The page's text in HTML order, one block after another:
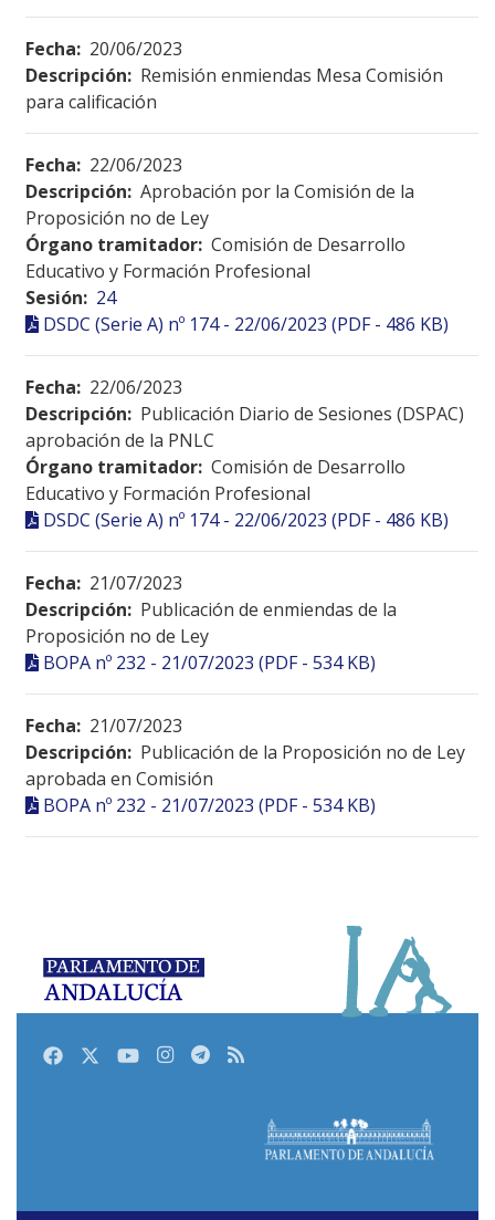
Fecha: 20/06/2023
Descripción: Remisión enmiendas Mesa Comisión
para calificación
Fecha: 22/06/2023
Descripción: Aprobación por la Comisión de la
Proposición no de Ley
Órgano tramitador: Comisión de Desarrollo
Educativo y Formación Profesional
Sesión: 24
DSDC (Serie A) nº 174 - 22/06/2023 (PDF - 486 KB)
Fecha: 22/06/2023
Descripción: Publicación Diario de Sesiones (DSPAC)
aprobación de la PNLC
Órgano tramitador: Comisión de Desarrollo
Educativo y Formación Profesional
DSDC (Serie A) nº 174 - 22/06/2023 (PDF - 486 KB)
Fecha: 21/07/2023
Descripción: Publicación de enmiendas de la
Proposición no de Ley
BOPA nº 232 - 21/07/2023 (PDF - 534 KB)
Fecha: 21/07/2023
Descripción: Publicación de la Proposición no de Ley
aprobada en Comisión
BOPA nº 232 - 21/07/2023 (PDF - 534 KB)
FacebookTwitterYoutubeInstagram
Telegram
RSS